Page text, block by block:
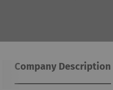
Company Description